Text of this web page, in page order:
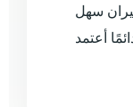
سهل
أعتمد